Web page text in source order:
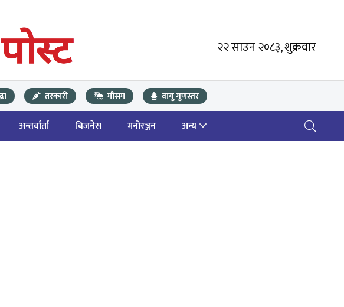
२२ साउन २०८३, शुक्रवार
तरकारी मौसम वायु गुणस्तर
अन्तर्वार्ता बिजनेस मनोरञ्जन अन्य